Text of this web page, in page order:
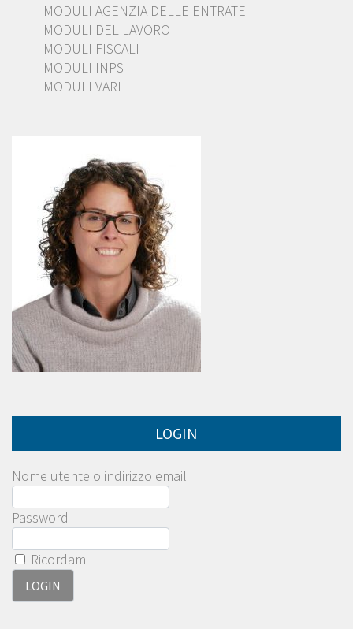
MODULI AGENZIA DELLE ENTRATE
MODULI DEL LAVORO
MODULI FISCALI
MODULI INPS
MODULI VARI
LOGIN
Nome utente o indirizzo email
Password
Ricordami